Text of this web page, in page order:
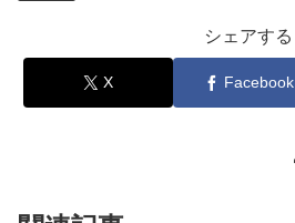
シェアする
X Facebook